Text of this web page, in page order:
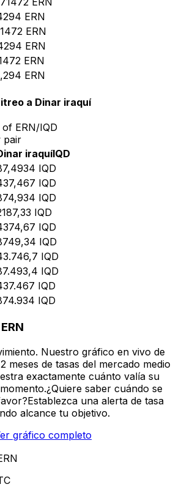
ERN
ERN
ERN
ERN
ERN
a Dinar iraquí
ERN/IQD
pair
iraquíIQD
IQD
IQD
IQD
IQD
IQD
IQD
IQD
IQD
IQD
IQD
Nuestro gráfico en vivo de
meses de tasas del mercado medio
exactamente cuánto valía su
saber cuándo se
una alerta de tasa
alcance tu objetivo.
gráfico completo